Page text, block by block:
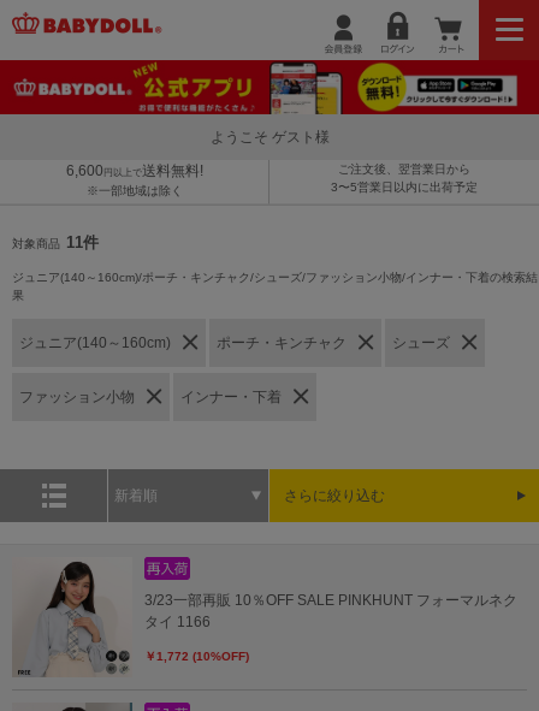
ようこそ ゲスト様
6,600 円以上で送料無料!
※一部地域は除く
ご注文後、翌営業日から
3〜5営業日以内に出荷予定
対象商品 11件
ジュニア(140～160cm)/ポーチ・キンチャク/シューズ/ファッション小物/インナー・下着の検索結
果
ジュニア(140～160cm) ポーチ・キンチャク シューズ
ファッション小物 インナー・下着
新着順 さらに絞り込む
3/23一部再販 10％OFF SALE PINKHUNT フォーマルネク
タイ 1166
￥1,772 (10%OFF)